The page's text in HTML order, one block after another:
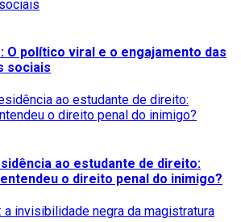
O político viral e o engajamento das
sociais
ao estudante de direito:
o direito penal do inimigo?